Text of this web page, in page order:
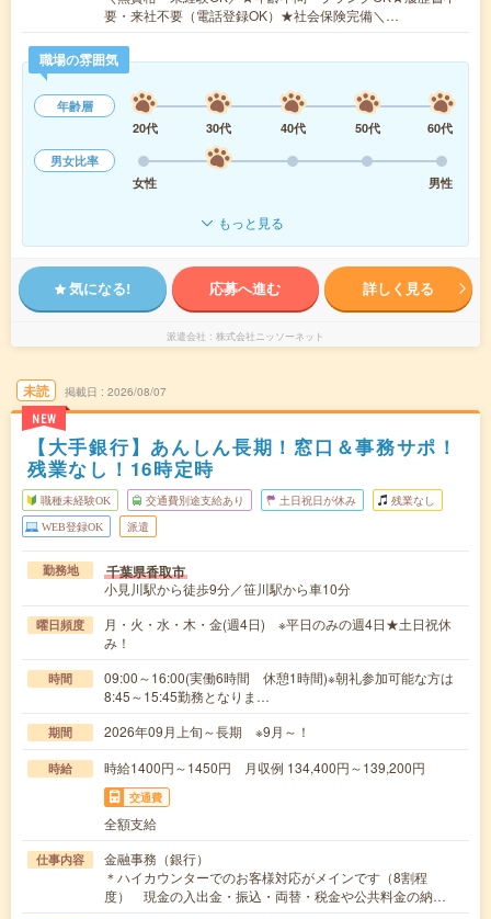
要・来社不要（電話登録OK）★社会保険完備＼…
職場の雰囲気
年齢層
20代
30代 40代 50代
60代
男女比率
女性
男性
もっと見る
気になる! 応募へ進む 詳しく見る
派遣会社 株式会社ニッソーネット
未読
NEW
掲載日 2026/08/07
【大手銀行】あんしん長期！窓口＆事務サポ！
残業なし！16時定時
職種未経験OK 交通費別途支給あり 土日祝日が休み 残業なし
WEB登録OK 派遣
勤務地 千葉県香取市
小見川駅から徒歩9分／笹川駅から車10分
曜日頻度
月・火・水・木・金(週4日) ※平日のみの週4日★土日祝休
み！
時間
09:00～16:00(実働6時間 休憩1時間)※朝礼参加可能な方は
8:45～15:45勤務となりま…
期間 2026年09月上旬～長期 ※9月～！
時給 時給1400円～1450円 月収例 134,400円～139,200円
交通費
全額支給
仕事内容
金融事務（銀行）
＊ハイカウンターでのお客様対応がメインです（8割程
度） 現金の入出金・振込・両替・税金や公共料金の納…